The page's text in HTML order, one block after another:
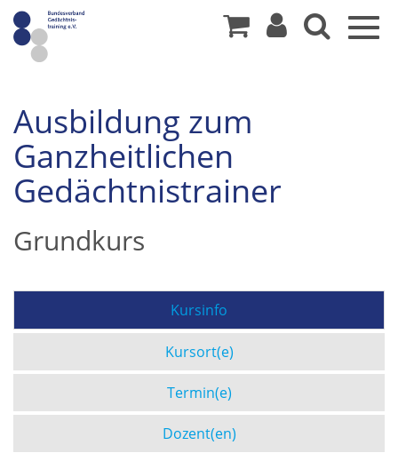
Ausbildung zum
Ganzheitlichen
Gedächtnistrainer
Grundkurs
Kursinfo
Kursort(e)
Termin(e)
Dozent(en)